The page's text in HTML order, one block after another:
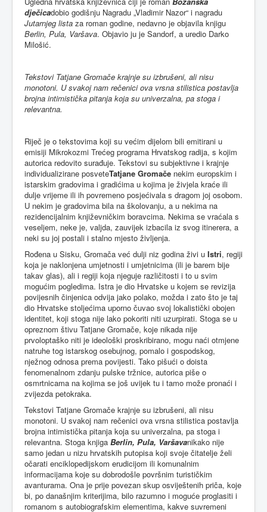
dječicadobio godišnju Nagradu „Vladimir Nazor“ i nagradu
Jutarnjeg lista za roman godine, nedavno je objavila knjigu
Berlin, Pula, Varšava. Objavio ju je Sandorf, a uredio Darko
Milošić.
Tekstovi Tatjane Gromače krajnje su izbrušeni, ali nisu
monotoni. U svakoj nam rečenici ova vrsna stilistica postavlja
brojna intimistička pitanja koja su univerzalna, pa stoga i
relevantna.
Riječ je o tekstovima koji su većim dijelom bili emitirani u
emisiji Mikrokozmi Trećeg programa Hrvatskog radija, s kojim
autorica redovito surađuje. Tekstovi su subjektivne i krajnje
individualizirane posveteTatjane Gromače nekim europskim i
istarskim gradovima i gradićima u kojima je živjela kraće ili
dulje vrijeme ili ih povremeno posjećivala s dragom joj osobom.
U nekim je gradovima bila na školovanju, a u nekima na
rezidencijalnim književničkim boravcima. Nekima se vraćala s
veseljem, neke je, valjda, zauvijek izbacila iz svog itinerera, a
neki su joj postali i stalno mjesto življenja.
Rođena u Sisku, Gromača već dulji niz godina živi u Istri, regiji
koja je naklonjena umjetnosti i umjetnicima (ili je barem bije
takav glas), ali i regiji koja njeguje različitosti i to u svim
mogućim pogledima. Istra je dio Hrvatske u kojem se revizija
povijesnih činjenica odvija jako polako, možda i zato što je taj
dio Hrvatske stoljećima uporno čuvao svoj lokalistički obojen
identitet, koji stoga nije lako pokoriti niti uzurpirati. Stoga se u
opreznom štivu Tatjane Gromače, koje nikada nije
prvoloptaško niti je ideološki proskribirano, mogu naći otmjene
natruhe tog istarskog osebujnog, pomalo i gospodskog,
nježnog odnosa prema povijesti. Tako pišući o doista
fenomenalnom zdanju pulske tržnice, autorica piše o
osmrtnicama na kojima se još uvijek tu i tamo može pronaći i
zvijezda petokraka.
Tekstovi Tatjane Gromače krajnje su izbrušeni, ali nisu
monotoni. U svakoj nam rečenici ova vrsna stilistica postavlja
brojna intimistička pitanja koja su univerzalna, pa stoga i
relevantna. Stoga knjiga Berlin, Pula, Varšavanikako nije
samo jedan u nizu hrvatskih putopisa koji svoje čitatelje želi
očarati enciklopedijskom erudicijom ili komunalnim
informacijama koje su dobrodošle površnim turističkim
avanturama. Ona je prije povezan skup osviještenih priča, koje
bi, po današnjim kriterijima, bilo razumno i moguće proglasiti i
romanom s autobiografskim elementima, kakve suvremeni